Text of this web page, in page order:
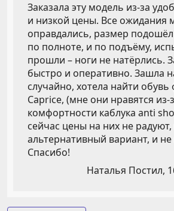
Заказала эту модель из-за
и низкой цены. Все ожидания
оправдались, размер
по полноте, и по подъёму,
прошли – ноги не натёрлись.
быстро и оперативно. Зашла
случайно, хотела найти
Caprice, (мне они нравятся из-
комфортности каблука anti
сейчас цены на них не
альтернативный вариант, и не
Спасибо!
Наталья Постил,